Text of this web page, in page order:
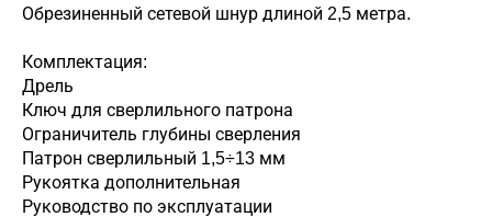
Обрезиненный сетевой шнур длиной 2,5 метра.
Комплектация:
Дрель
Ключ для сверлильного патрона
Ограничитель глубины сверления
Патрон сверлильный 1,5÷13 мм
Рукоятка дополнительная
Руководство по эксплуатации